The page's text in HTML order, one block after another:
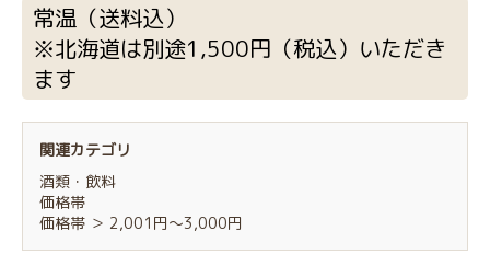
常温（送料込）
※北海道は別途1,500円（税込）いただき
ます
関連カテゴリ
酒類・飲料
価格帯
価格帯 ＞ 2,001円～3,000円